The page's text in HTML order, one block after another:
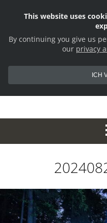
This website uses
By continuing you give us
our privacy
ICH